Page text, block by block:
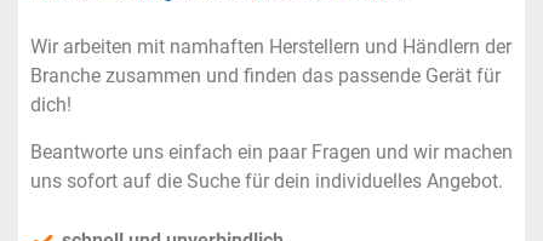
Wir arbeiten mit namhaften Herstellern und Händlern der
Branche zusammen und finden das passende Gerät für
dich!
Beantworte uns einfach ein paar Fragen und wir machen
uns sofort auf die Suche für dein individuelles Angebot.